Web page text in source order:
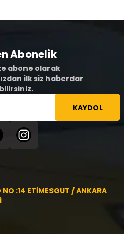
Abonelik
abone olarak
ilk siz haberdar
KAYDOL
:14 ETİMESGUT / ANKARA